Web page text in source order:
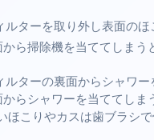
ルターを取り外し表面の
ら掃除機を当ててしまう
ルターの裏面からシャワ
らシャワーを当ててしま
ほこりやカスは歯ブラシ